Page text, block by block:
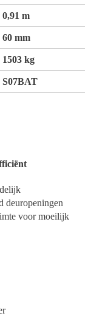
0,91 m
60 mm
1503 kg
S07BAT
deuropeningen
voor moeilijk